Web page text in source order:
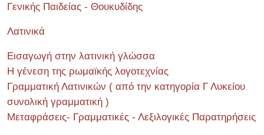
Γενικής Παιδείας - Θουκυδίδης
Λατινικά
Εισαγωγή στην λατινική γλώσσα
Η γένεση της ρωμαϊκής λογοτεχνίας
Γραμματική Λατινικών ( από την κατηγορία Γ Λυκείου
συνολική γραμματική )
Μεταφράσεις- Γραμματικές - Λεξιλογικές Παρατηρήσεις